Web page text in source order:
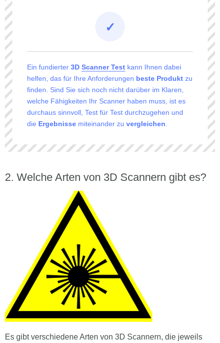
Ein fundierter 3D Scanner Test kann Ihnen dabei
helfen, das für Ihre Anforderungen beste Produkt zu
finden. Sind Sie sich noch nicht darüber im Klaren,
welche Fähigkeiten Ihr Scanner haben muss, ist es
durchaus sinnvoll, Test für Test durchzugehen und
die Ergebnisse miteinander zu vergleichen
Welche Arten von 3D Scannern gibt es?
Es gibt verschiedene Arten von 3D Scannern, die jeweils